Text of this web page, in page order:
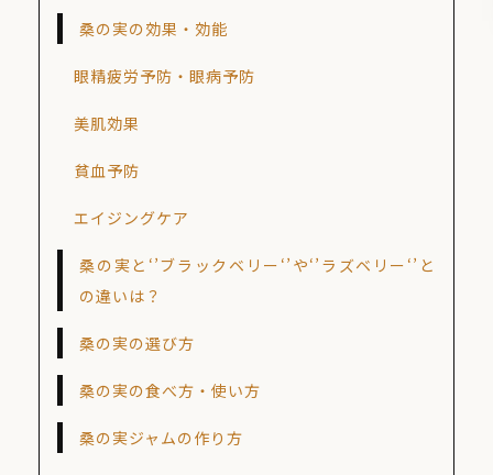
桑の実の効果・効能
眼精疲労予防・眼病予防
美肌効果
貧血予防
エイジングケア
桑の実と‘’ブラックベリー‘’や‘’ラズベリー‘’と
の違いは？
桑の実の選び方
桑の実の食べ方・使い方
桑の実ジャムの作り方